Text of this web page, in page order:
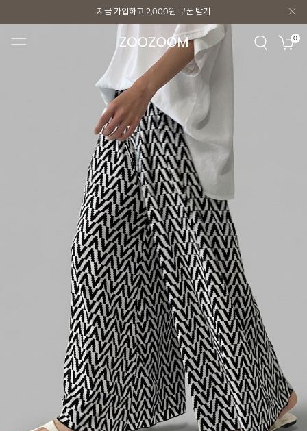
지금 가입하고 2,000원 쿠폰 받기
지금 가입하고 2,000원쿠폰 받기 0